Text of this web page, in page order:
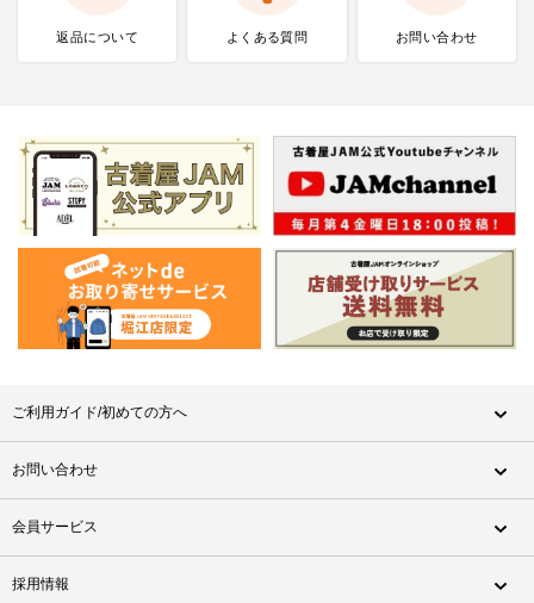
返品について よくある質問 お問い合わせ
ご利用ガイド/初めての方へ
お問い合わせ
会員サービス
採用情報